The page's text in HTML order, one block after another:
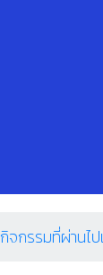
กิจกรรมที่ผ่านไ